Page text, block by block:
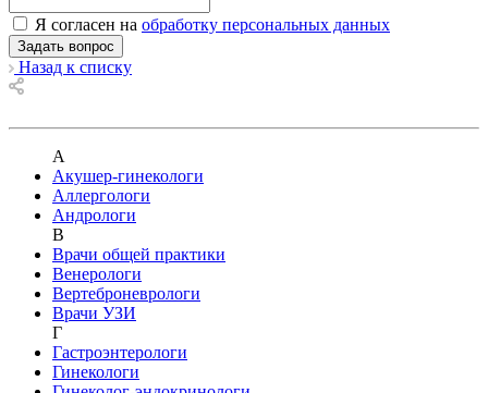
Я согласен на обработку персональных данных
Назад к списку
А
Акушер-гинекологи
Аллергологи
Андрологи
В
Врачи общей практики
Венерологи
Вертеброневрологи
Врачи УЗИ
Г
Гастроэнтерологи
Гинекологи